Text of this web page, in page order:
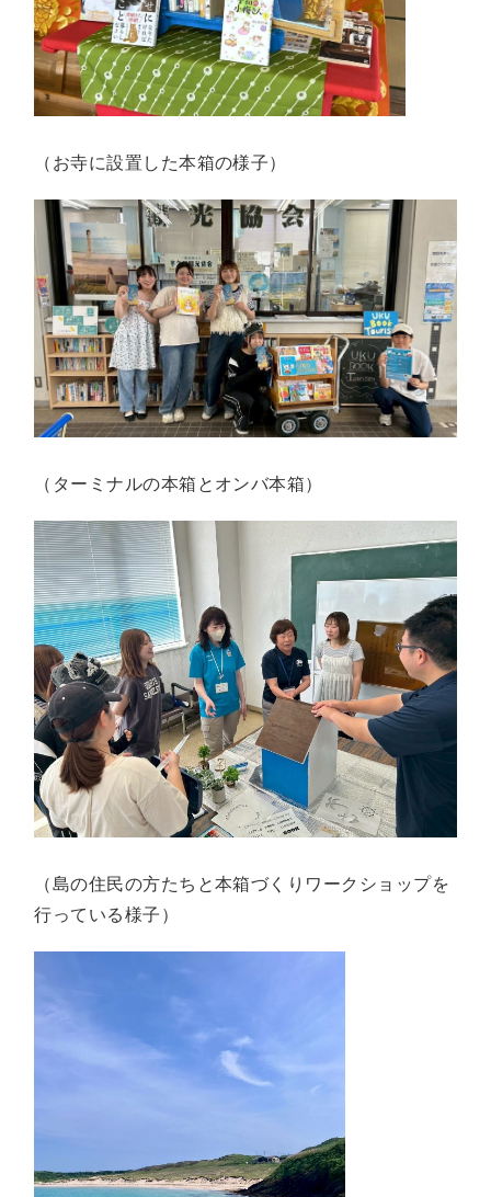
（お寺に設置した本箱の様子）
（ターミナルの本箱とオンバ本箱）
（島の住民の方たちと本箱づくりワークショップを
行っている様子）